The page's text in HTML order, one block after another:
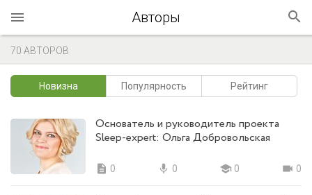
Авторы
70 АВТОРОВ
Новизна Популярность Рейтинг
Основатель и руководитель проекта
Sleep-expert: Ольга Добровольская
description 0 mic 0 school 0 videocam 0